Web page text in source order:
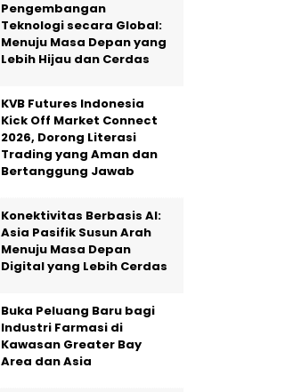
Pengembangan
Teknologi secara Global:
Menuju Masa Depan yang
Lebih Hijau dan Cerdas
KVB Futures Indonesia
Kick Off Market Connect
2026, Dorong Literasi
Trading yang Aman dan
Bertanggung Jawab
Konektivitas Berbasis AI:
Asia Pasifik Susun Arah
Menuju Masa Depan
Digital yang Lebih Cerdas
Buka Peluang Baru bagi
Industri Farmasi di
Kawasan Greater Bay
Area dan Asia